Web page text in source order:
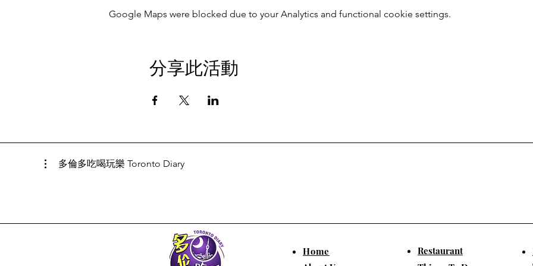
Google Maps were blocked due to your Analytics and functional cookie settings.
分享此活動
多倫多吃喝玩樂 Toronto Diary
​Home Restaurant